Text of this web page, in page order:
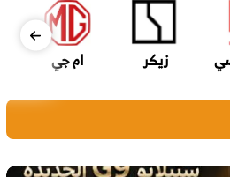
زيكر ام جي